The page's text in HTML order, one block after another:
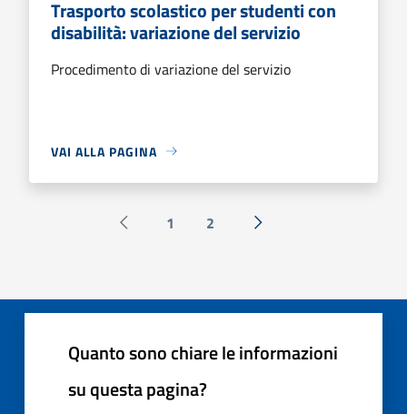
Trasporto scolastico per studenti con
disabilità: variazione del servizio
Procedimento di variazione del servizio
VAI ALLA PAGINA
Pagina precedente
1 2 Successiva »
Quanto sono chiare le informazioni
su questa pagina?